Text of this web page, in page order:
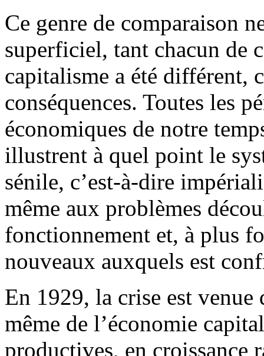
Ce genre de comparaison
superficiel, tant chacun de
capitalisme a été différent,
conséquences. Toutes les
économiques de notre
illustrent à quel point le
sénile, c’est-à-dire
même aux problèmes
fonctionnement et, à plus
nouveaux auxquels est
En 1929, la crise est
même de l’économie
productives, en croissance